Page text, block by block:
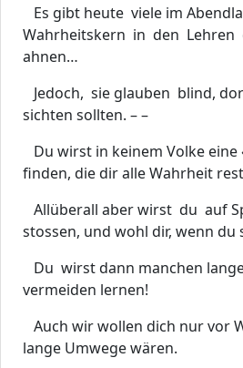
Es gibt heute viele im
Wahrheitskern in den Lehren
ahnen…
Jedoch, sie glauben blind,
sichten sollten. – –
Du wirst in keinem Volke eine
finden, die dir alle Wahrheit
Allüberall aber wirst du auf
stossen, und wohl dir, wenn du
Du wirst dann manchen
vermeiden lernen!
Auch wir wollen dich nur vor
lange Umwege wären.